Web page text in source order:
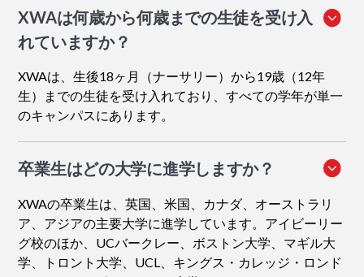
XWAは何歳から何歳までの生徒を受け入
れていますか？
XWAは、生後18ヶ月（ナーサリー）から19歳（12年
生）までの生徒を受け入れており、すべての学年が単一
のキャンパスにあります。
卒業生はどの大学に進学しますか？
XWAの卒業生は、英国、米国、カナダ、オーストラリ
ア、アジアの主要大学に進学しています。アイビーリー
グ校のほか、UCバークレー、ボストン大学、マギル大
学、トロント大学、UCL、キングス・カレッジ・ロンド